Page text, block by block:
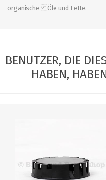
organische Öle und Fette.
BENUTZER, DIE
HABEN,